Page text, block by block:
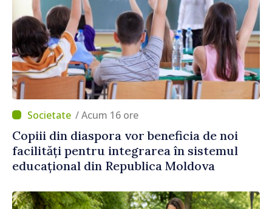
/ Acum 16 ore
Copiii din diaspora vor beneficia de noi
facilități pentru integrarea în sistemul
educațional din Republica Moldova